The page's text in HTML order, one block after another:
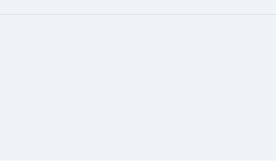
解決・満足出来るリッツ線をご提案出来る